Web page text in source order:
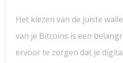
Het kiezen van de juiste
van je Bitcoins is een
ervoor te zorgen dat je